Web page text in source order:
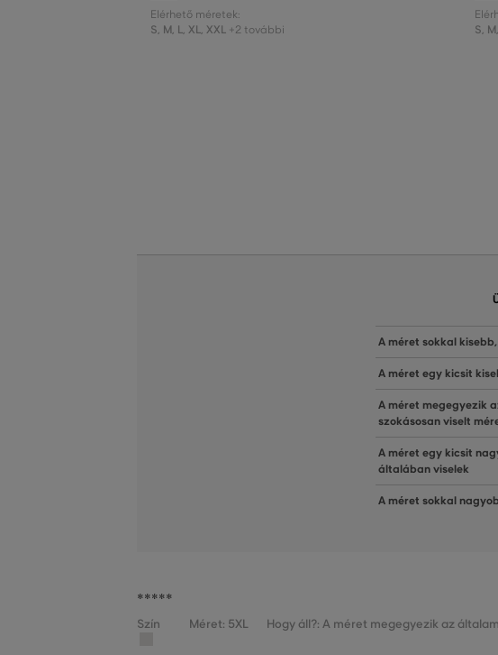
Elérhető méretek:
S, M, L, XL, XXL +2 további S, M,
A méret sokkal
A méret egy kicsit
A méret megegyezik
szokásosan viselt
A méret egy kicsit
általában viselek
A méret sokkal
*****
Szín Méret: 5XL Hogy áll?: A méret megegyezik az